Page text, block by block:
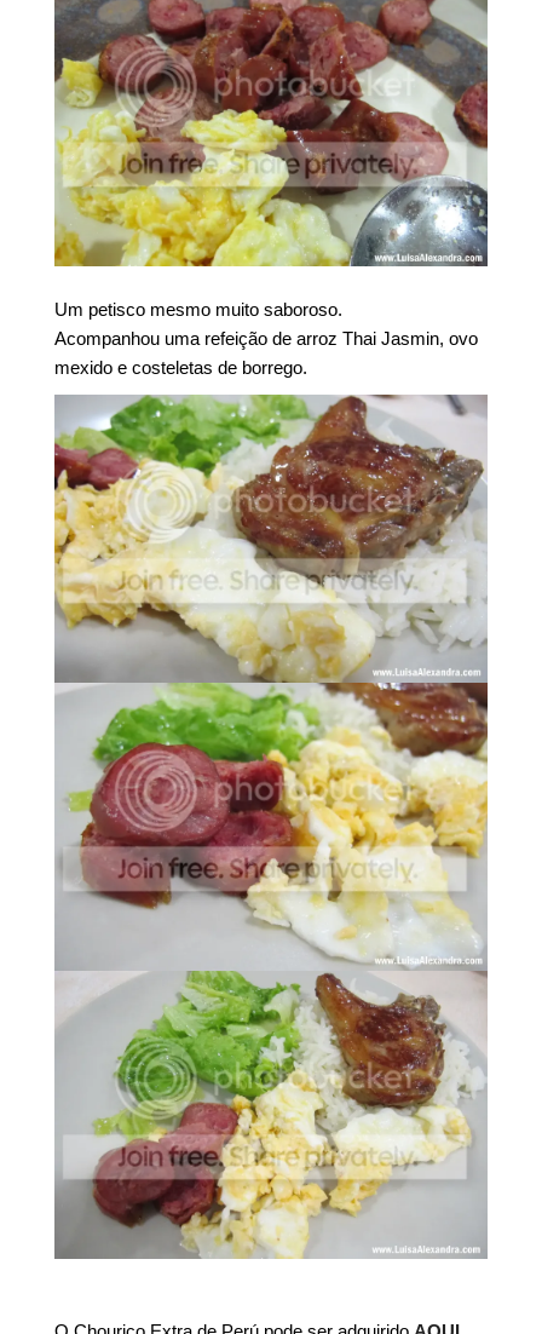
Um petisco mesmo muito saboroso.
Acompanhou uma refeição de arroz Thai Jasmin, ovo
mexido e costeletas de borrego.